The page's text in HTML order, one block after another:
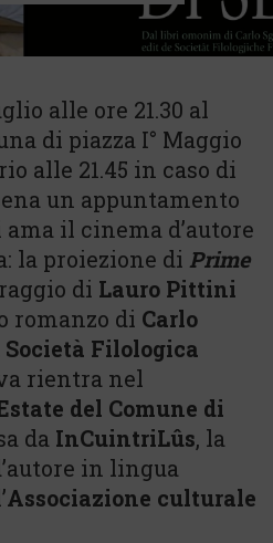
alle ore 21.30 al
di piazza I° Maggio
alle 21.45 in caso di
un appuntamento
il cinema d’autore
la proiezione di Prime
di Lauro Pittini
romanzo di Carlo
Società Filologica
rientra nel
del Comune di
da InCuintriLûs, la
in lingua
Associazione culturale